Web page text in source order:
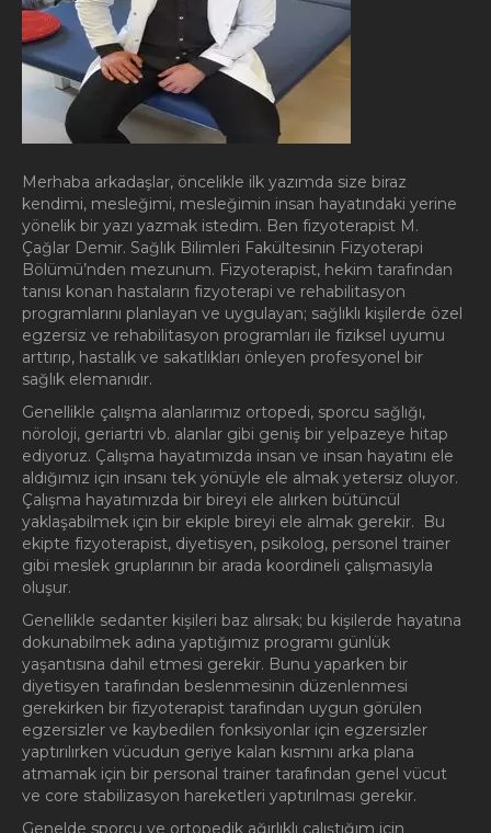
Merhaba arkadaşlar, öncelikle ilk yazımda size biraz
kendimi, mesleğimi, mesleğimin insan hayatındaki yerine
yönelik bir yazı yazmak istedim. Ben fizyoterapist M.
Çağlar Demir. Sağlık Bilimleri Fakültesinin Fizyoterapi
Bölümü’nden mezunum. Fizyoterapist, hekim tarafından
tanısı konan hastaların fizyoterapi ve rehabilitasyon
programlarını planlayan ve uygulayan; sağlıklı kişilerde özel
egzersiz ve rehabilitasyon programları ile fiziksel uyumu
arttırıp, hastalık ve sakatlıkları önleyen profesyonel bir
sağlık elemanıdır.
Genellikle çalışma alanlarımız ortopedi, sporcu sağlığı,
nöroloji, geriartri vb. alanlar gibi geniş bir yelpazeye hitap
ediyoruz. Çalışma hayatımızda insan ve insan hayatını ele
aldığımız için insanı tek yönüyle ele almak yetersiz oluyor.
Çalışma hayatımızda bir bireyi ele alırken bütüncül
yaklaşabilmek için bir ekiple bireyi ele almak gerekir. Bu
ekipte fizyoterapist, diyetisyen, psikolog, personel trainer
gibi meslek gruplarının bir arada koordineli çalışmasıyla
oluşur.
Genellikle sedanter kişileri baz alırsak; bu kişilerde hayatına
dokunabilmek adına yaptığımız programı günlük
yaşantısına dahil etmesi gerekir. Bunu yaparken bir
diyetisyen tarafından beslenmesinin düzenlenmesi
gerekirken bir fizyoterapist tarafından uygun görülen
egzersizler ve kaybedilen fonksiyonlar için egzersizler
yaptırılırken vücudun geriye kalan kısmını arka plana
atmamak için bir personal trainer tarafından genel vücut
ve core stabilizasyon hareketleri yaptırılması gerekir.
Genelde sporcu ve ortopedik ağırlıklı çalıştığım için